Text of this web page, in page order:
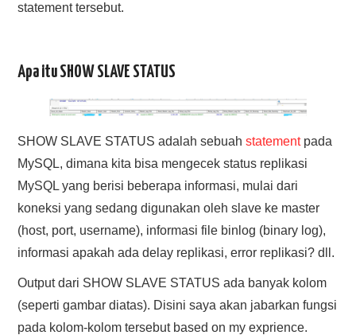
statement tersebut.
Apa itu SHOW SLAVE STATUS
SHOW SLAVE STATUS adalah sebuahstatementpada
MySQL, dimana kita bisa mengecek status replikasi
MySQL yang berisi beberapa informasi, mulai dari
koneksi yang sedang digunakan oleh slave ke master
(host, port, username), informasi file binlog (binary log),
informasi apakah ada delay replikasi, error replikasi? dll.
Output dari SHOW SLAVE STATUS ada banyak kolom
(seperti gambar diatas). Disini saya akan jabarkan fungsi
pada kolom-kolom tersebut based on my exprience.